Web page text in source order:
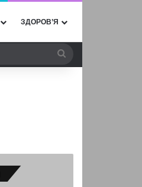
ЗДОРОВ’Я